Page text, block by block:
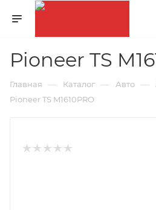
Pioneer TS
Главная — Каталог — Авто —
Pioneer TS M1610PRO